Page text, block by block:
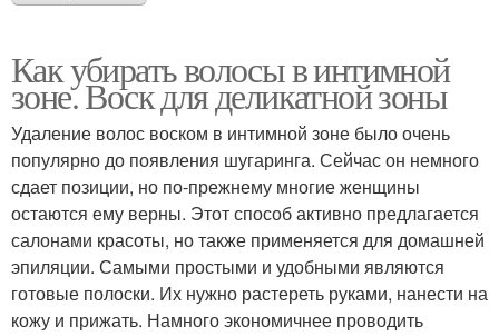
Как убирать волосы в интимной
зоне. Воск для деликатной зоны
Удаление волос воском в интимной зоне было очень
популярно до появления шугаринга. Сейчас он немного
сдает позиции, но по-прежнему многие женщины
остаются ему верны. Этот способ активно предлагается
салонами красоты, но также применяется для домашней
эпиляции. Самыми простыми и удобными являются
готовые полоски. Их нужно растереть руками, нанести на
кожу и прижать. Намного экономичнее проводить